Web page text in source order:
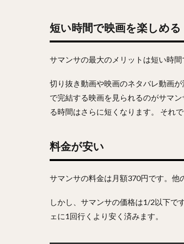
短い時間で映画を楽しめる
サマンサの最大のメリットは短い時間
切り抜き動画や映画のネタバレ動画
で完結する映画を見られるのがサマ
る時間はさらに短くなります。 それ
料金が安い
サマンサの料金は月額370円です。他
しかし、サマンサの価格は1/2以下で
ェに1回行くより安く済みます。